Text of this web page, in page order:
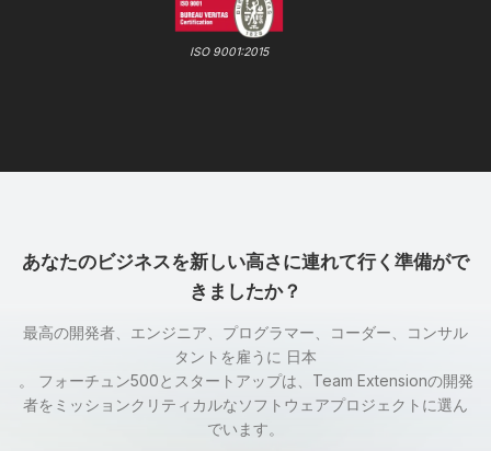
ISO 9001:2015
あなたのビジネスを新しい高さに連れて行く準備がで
きましたか？
最高の開発者、エンジニア、プログラマー、コーダー、コンサル
タントを雇うに 日本
。 フォーチュン500とスタートアップは、Team Extensionの開発
者をミッションクリティカルなソフトウェアプロジェクトに選ん
でいます。